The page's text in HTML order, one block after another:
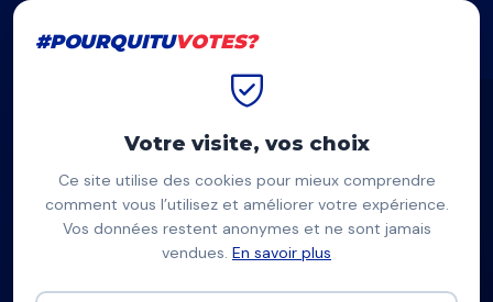
#POURQUITUVOTES?
JB
Jean-Jacques Baudry
#POURQUITUVOTES?
Votre visite, vos choix
Ce site utilise des cookies pour mieux comprendre
comment vous l’utilisez et améliorer votre expérience.
Vos données restent anonymes et ne sont jamais
vendues. En savoir plus